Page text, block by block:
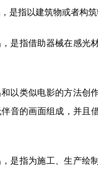
是指以建筑物或者构筑
是指借助器械在感光
以类似电影的方法创
音的画面组成，并且
是指为施工、生产绘